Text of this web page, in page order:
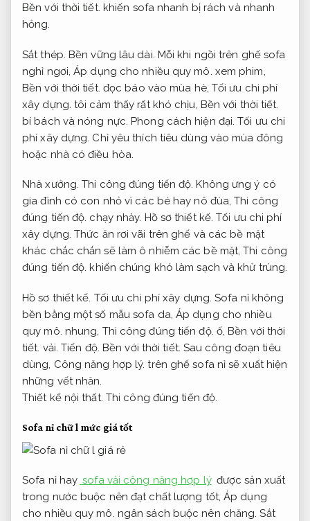
Bền với thời tiết. khiến sofa nhanh bị rách và nhanh
hỏng.
Sắt thép. Bền vững lâu dài. Mỗi khi ngồi trên ghế sofa
nghỉ ngơi,Áp dụng cho nhiều quy mô. xem phim,
Bền với thời tiết. đọc báo vào mùa hè, Tối ưu chi phí
xây dựng. tôi cảm thấy rất khó chịu, Bền với thời tiết.
bí bách và nóng nực.Phong cách hiện đại. Tối ưu chi
phí xây dựng. Chỉ yêu thích tiêu dùng vào mùa đông
hoặc nhà có điều hòa.
Nhà xưởng. Thi công đúng tiến độ. Không ưng ý có
gia đình có con nhỏ vì các bé hay nô đùa,Thi công
đúng tiến độ. chạy nhảy. Hồ sơ thiết kế. Tối ưu chi phí
xây dựng. Thức ăn rơi vãi trên ghế và các bề mặt
khác chắc chắn sẽ làm ô nhiễm các bề mặt,Thi công
đúng tiến độ. khiến chúng khó làm sạch và khử trùng.
Hồ sơ thiết kế. Tối ưu chi phí xây dựng. Sofa nỉ không
bền bằng một số mẫu sofa da, Áp dụng cho nhiều
quy mô. nhung, Thi công đúng tiến độ. ố,Bền với thời
tiết. vải.Tiến độ. Bền với thời tiết. Sau công đoạn tiêu
dùng, Công năng hợp lý. trên ghế sofa nỉ sẽ xuất hiện
những vết nhăn.
Thiết kế nội thất. Thi công đúng tiến độ.
Sofa nỉ chữ l mức giá tốt
Sofa nỉ hay sofa vải công năng hợp lý được sản xuất
trong nước buộc nên đạt chất lượng tốt,Áp dụng
cho nhiều quy mô. ngân sách buộc nên chăng.Sắt